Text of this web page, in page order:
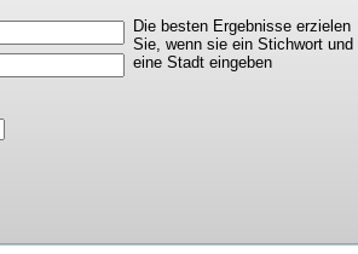
Die besten Ergebnisse erzielen
Sie, wenn sie ein Stichwort und
eine Stadt eingeben